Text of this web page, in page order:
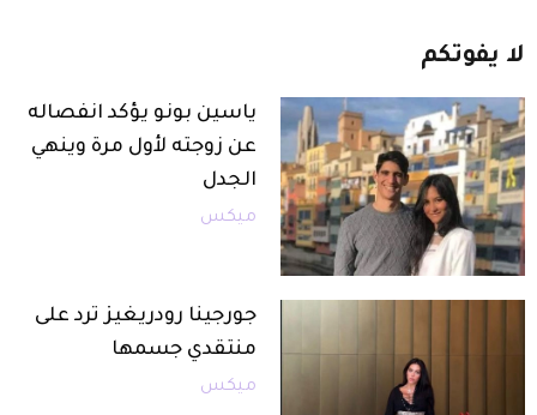
لا يفوتكم
ياسين بونو يؤكد انفصاله
عن زوجته لأول مرة وينهي
الجدل
ميكس
جورجينا رودريغيز ترد على
منتقدي جسمها
ميكس